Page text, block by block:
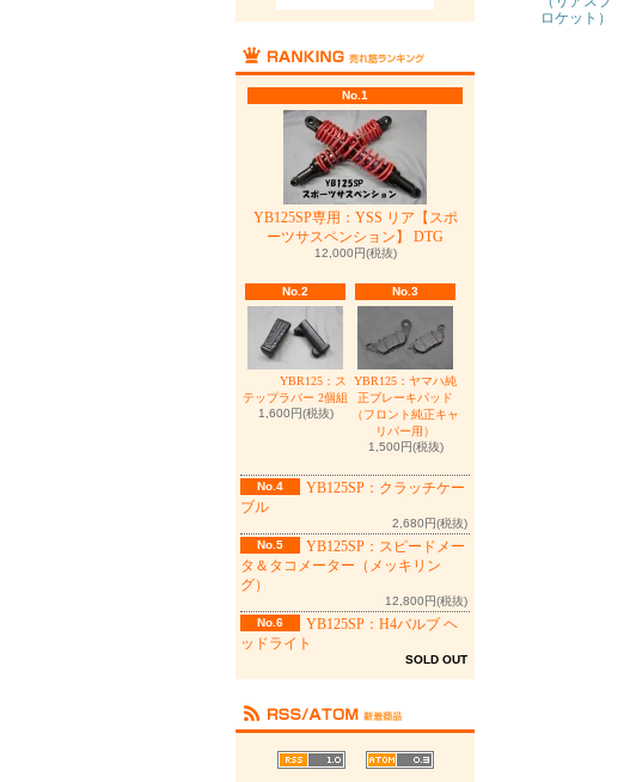
No.1
YB125SP専用：YSS リア【スポ
ーツサスペンション】 DTG
12,000円(税抜)
No.2
YBR125：ス
テップラバー 2個組
1,600円(税抜)
No.3
YBR125：ヤマハ純
正ブレーキパッド
（フロント純正キャ
リパー用）
1,500円(税抜)
No.4
YB125SP：クラッチケー
ブル
2,680円(税抜)
No.5
YB125SP：スピードメー
タ＆タコメーター（メッキリン
グ）
12,800円(税抜)
No.6
YB125SP：H4バルブ ヘ
ッドライト
SOLD OUT
ロケット）